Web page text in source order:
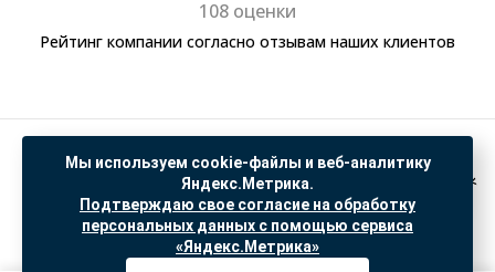
108 оценки
Рейтинг компании согласно отзывам наших клиентов
Политика обработки персональных данных
Согласие на обработку данных Яндекс Метрика
"© ООО “САНТЕХГИД”, 2026. Все права защищены. Предложение не является публичной
офертой, цены и информация на сайте ознакомительные
Доработка и продвижение вSO.USE
Мы используем cookie-файлы и веб-аналитику
Яндекс.Метрика.
Подтверждаю свое согласие на обработку
персональных данных с помощью сервиса
«Яндекс.Метрика»